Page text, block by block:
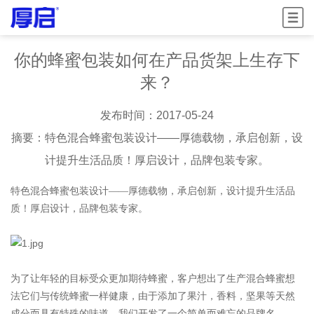
你的蜂蜜包装如何在产品货架上生存下
来？
发布时间：2017-05-24
摘要：特色混合蜂蜜包装设计——厚德载物，承启创新，设
计提升生活品质！厚启设计，品牌包装专家。
特色混合蜂蜜包装设计——厚德载物，承启创新，设计提升生活品
质！厚启设计，品牌包装专家。
为了让年轻的目标受众更加期待蜂蜜，客户想出了生产混合蜂蜜想
法它们与传统蜂蜜一样健康，由于添加了果汁，香料，坚果等天然